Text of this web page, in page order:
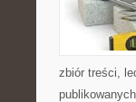
zbiór treści,